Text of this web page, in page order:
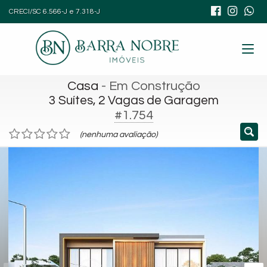
CRECI/SC 6.566-J e 7.318-J
Casa - Em Construção
3 Suítes, 2 Vagas de Garagem
#1.754
(nenhuma avaliação)